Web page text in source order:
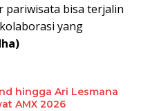
pariwisata bisa terjalin
yang
hingga Ari Lesmana
AMX 2026